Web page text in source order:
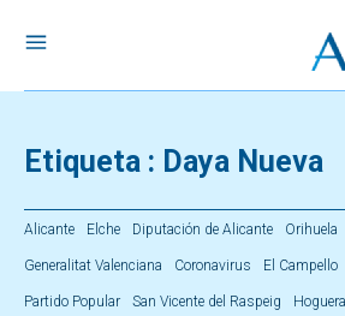
Etiqueta : Daya Nueva
Alicante Elche Diputación de Alicante Orihuela
Generalitat Valenciana Coronavirus El Campello
Partido Popular San Vicente del Raspeig